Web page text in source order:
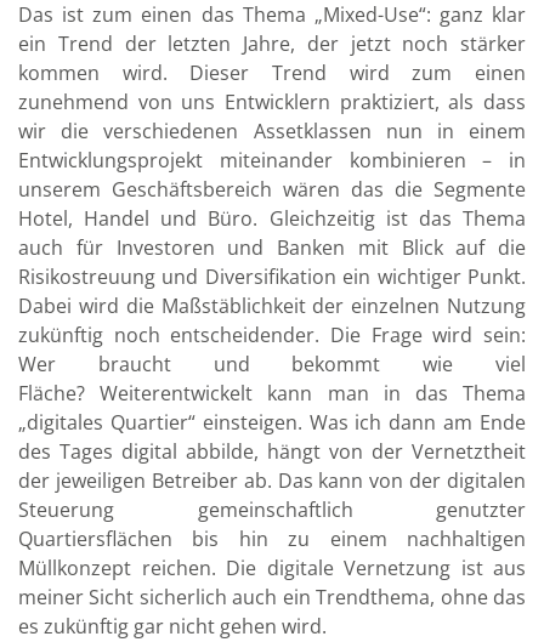
Das ist zum einen das Thema „Mixed-Use“: ganz klar
ein Trend der letzten Jahre, der jetzt noch stärker
kommen wird. Dieser Trend wird zum einen
zunehmend von uns Entwicklern praktiziert, als dass
wir die verschiedenen Assetklassen nun in einem
Entwicklungsprojekt miteinander kombinieren – in
unserem Geschäftsbereich wären das die Segmente
Hotel, Handel und Büro. Gleichzeitig ist das Thema
auch für Investoren und Banken mit Blick auf die
Risikostreuung und Diversifikation ein wichtiger Punkt.
Dabei wird die Maßstäblichkeit der einzelnen Nutzung
zukünftig noch entscheidender. Die Frage wird sein:
Wer braucht und bekommt wie viel
Fläche? Weiterentwickelt kann man in das Thema
„digitales Quartier“ einsteigen. Was ich dann am Ende
des Tages digital abbilde, hängt von der Vernetztheit
der jeweiligen Betreiber ab. Das kann von der digitalen
Steuerung gemeinschaftlich genutzter
Quartiersflächen bis hin zu einem nachhaltigen
Müllkonzept reichen. Die digitale Vernetzung ist aus
meiner Sicht sicherlich auch ein Trendthema, ohne das
es zukünftig gar nicht gehen wird.